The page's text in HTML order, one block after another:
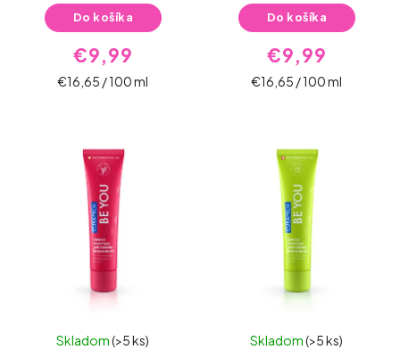
€9,99
€16,65 / 100 ml
Do košíka
€9,99
€16,65 / 100 ml
Do košíka
Skladom(>5 ks) Skladom(>5 ks)